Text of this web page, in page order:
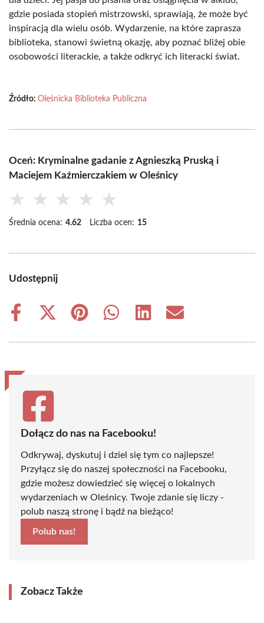
gdzie posiada stopień mistrzowski, sprawiają, że może być
inspiracją dla wielu osób. Wydarzenie, na które zaprasza
biblioteka, stanowi świetną okazję, aby poznać bliżej obie
osobowości literackie, a także odkryć ich literacki świat.
Źródło: Oleśnicka Biblioteka Publiczna
Oceń: Kryminalne gadanie z Agnieszką Pruską i
Maciejem Kaźmierczakiem w Oleśnicy
★ ★ ★ ★ ★
Średnia ocena: 4.62 Liczba ocen: 15
Udostępnij
Share
Share
(Twitter)
Share
Share
Share
Share
Dołącz do nas na Facebooku!
Odkrywaj, dyskutuj i dziel się tym co najlepsze!
Przyłącz się do naszej społeczności na Facebooku,
gdzie możesz dowiedzieć się więcej o lokalnych
wydarzeniach w Oleśnicy. Twoje zdanie się liczy -
polub naszą stronę i bądź na bieżąco!
Polub nas!
Zobacz Także